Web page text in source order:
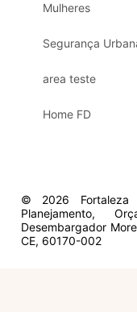
Mulheres
Segurança
area teste
Home FD
© 2026 Fortaleza
Planejamento,
Desembargador
CE, 60170-002